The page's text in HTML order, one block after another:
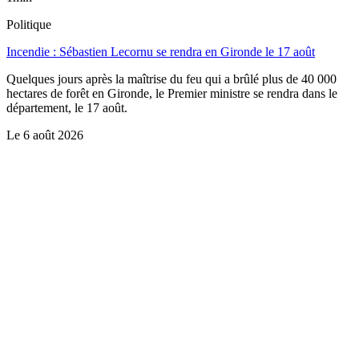
Politique
Incendie : Sébastien Lecornu se rendra en Gironde le 17 août
Quelques jours après la maîtrise du feu qui a brûlé plus de 40 000
hectares de forêt en Gironde, le Premier ministre se rendra dans le
département, le 17 août.
Le 6 août 2026